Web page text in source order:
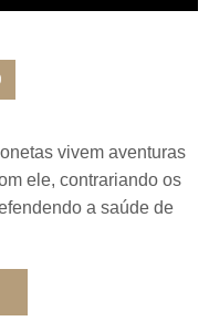
vivem aventuras
ele, contrariando os
a saúde de